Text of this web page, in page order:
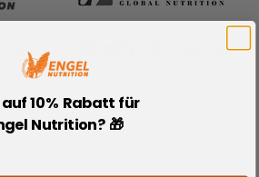
Alle Marken
10% Rabatt für
Nutrition? 🎁